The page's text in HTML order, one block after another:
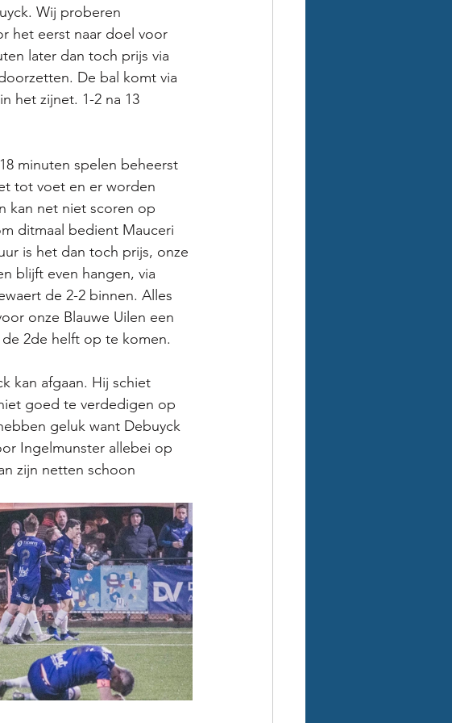
Wij proberen
het eerst naar doel voor
later dan toch prijs via
De bal komt via
het zijnet. 1-2 na 13
minuten spelen beheerst
tot voet en er worden
kan net niet scoren op
ditmaal bedient Mauceri
is het dan toch prijs, onze
blijft even hangen, via
de 2-2 binnen. Alles
onze Blauwe Uilen een
2de helft op te komen.
kan afgaan. Hij schiet
goed te verdedigen op
geluk want Debuyck
Ingelmunster allebei op
zijn netten schoon